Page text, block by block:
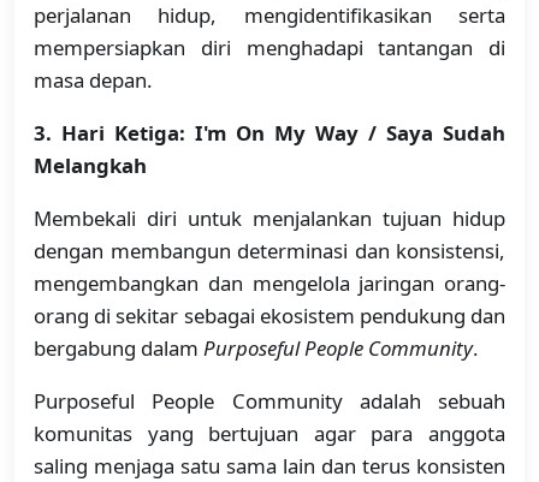
perjalanan hidup, mengidentifikasikan serta
mempersiapkan diri menghadapi tantangan di
masa depan.
3. Hari Ketiga: I'm On My Way / Saya Sudah
Melangkah
Membekali diri untuk menjalankan tujuan hidup
dengan membangun determinasi dan konsistensi,
mengembangkan dan mengelola jaringan orang-
orang di sekitar sebagai ekosistem pendukung dan
bergabung dalam Purposeful People Community.
Purposeful People Community adalah sebuah
komunitas yang bertujuan agar para anggota
saling menjaga satu sama lain dan terus konsisten